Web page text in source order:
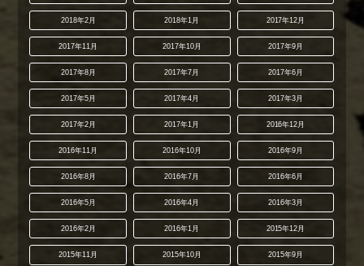
2018年2月 2018年1月 2017年12月
2017年11月 2017年10月 2017年9月
2017年8月 2017年7月 2017年6月
2017年5月 2017年4月 2017年3月
2017年2月 2017年1月 2016年12月
2016年11月 2016年10月 2016年9月
2016年8月 2016年7月 2016年6月
2016年5月 2016年4月 2016年3月
2016年2月 2016年1月 2015年12月
2015年11月 2015年10月 2015年9月